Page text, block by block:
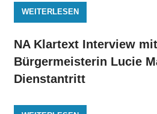
WEITERLESEN
NA Klartext Interview
Bürgermeisterin Lucie
Dienstantritt